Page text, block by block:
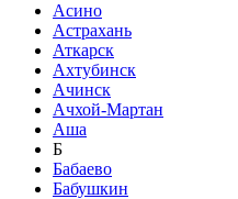
Асино
Астрахань
Аткарск
Ахтубинск
Ачинск
Ачхой-Мартан
Аша
Б
Бабаево
Бабушкин